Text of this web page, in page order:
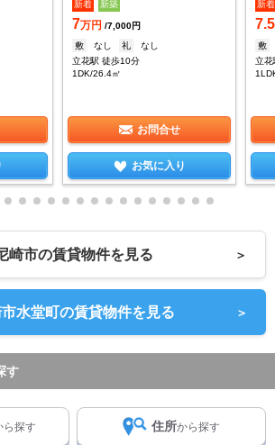
新着 新築
7万円 /7,000円
敷
なし 礼
なし
立花駅 徒歩10分
1DK/26.4㎡
お問合せ
お気に入り
新着
7.5
敷
立
崎市の賃貸物件を見る ＞
市水堂町の賃貸物件を見る ＞
す
ら探す 住所から探す